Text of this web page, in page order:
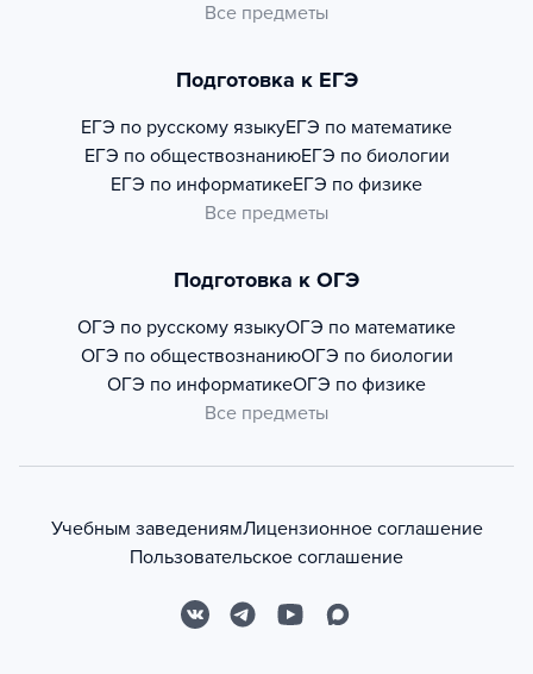
Все предметы
Подготовка к ЕГЭ
ЕГЭ по русскому языкуЕГЭ по математике
ЕГЭ по обществознаниюЕГЭ по биологии
ЕГЭ по информатикеЕГЭ по физике
Все предметы
Подготовка к ОГЭ
ОГЭ по русскому языкуОГЭ по математике
ОГЭ по обществознаниюОГЭ по биологии
ОГЭ по информатикеОГЭ по физике
Все предметы
Учебным заведениямЛицензионное соглашение
Пользовательское соглашение